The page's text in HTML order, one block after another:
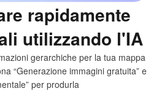
rapidamente
utilizzando l'IA
gerarchiche per la tua mappa
“Generazione immagini gratuita” e
per produrla